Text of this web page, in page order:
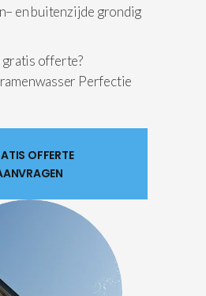
en buitenzijde grondig
gratis offerte?
Perfectie
OFFERTE